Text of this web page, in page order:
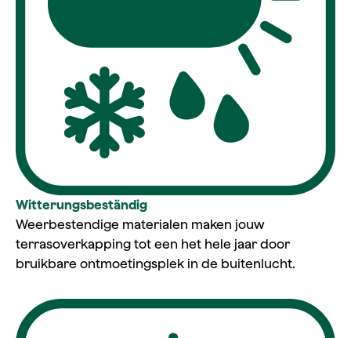
Witterungsbeständig
Weerbestendige materialen maken jouw
terrasoverkapping tot een het hele jaar door
bruikbare ontmoetingsplek in de buitenlucht.